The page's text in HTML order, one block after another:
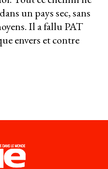
un pays sec, sans
Il a fallu PAT
envers et contre